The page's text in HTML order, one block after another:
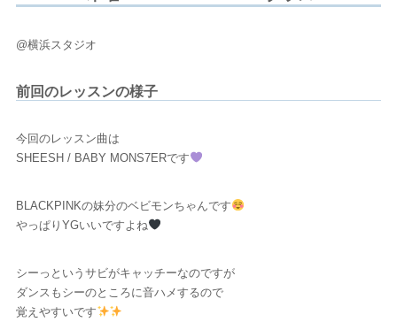
@横浜スタジオ
前回のレッスンの様子
今回のレッスン曲は
SHEESH / BABY MONS7ERです
BLACKPINKの妹分のベビモンちゃんです
やっぱりYGいいですよね
シーっというサビがキャッチーなのですが
ダンスもシーのところに音ハメするので
覚えやすいです